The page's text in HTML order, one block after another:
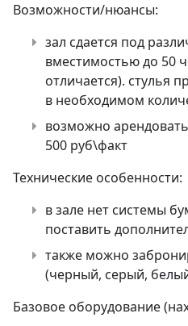
Возможности/нюансы:
зал сдается под
вместимостью до 50
отличается). стулья
в необходимом
возможно
500 руб\факт
Технические особенности:
в зале нет системы
поставить
также можно
(черный, серый,
Базовое оборудование